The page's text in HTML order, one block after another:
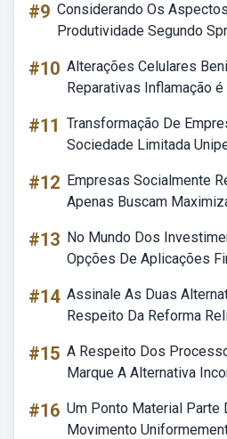
#9 Considerando Os
Produtividade Segundo
#10 Alterações Celulares
Reparativas Inflamação é
#11 Transformação De
Sociedade Limitada
#12 Empresas Socialmente
Apenas Buscam
#13 No Mundo Dos
Opções De Aplicações
#14 Assinale As Duas
Respeito Da Reforma
#15 A Respeito Dos
Marque A Alternativa
#16 Um Ponto Material Parte
Movimento